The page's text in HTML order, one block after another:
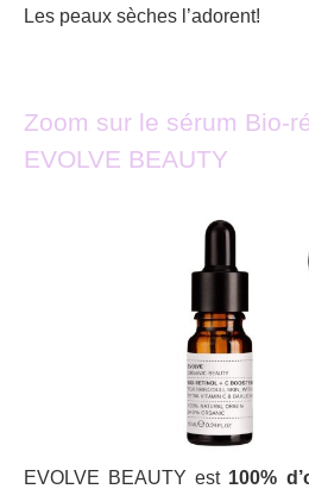
Les peaux sèches l’adorent!
Zoom sur le sérum Bio-
EVOLVE BEAUTY
EVOLVE BEAUTY est 100%